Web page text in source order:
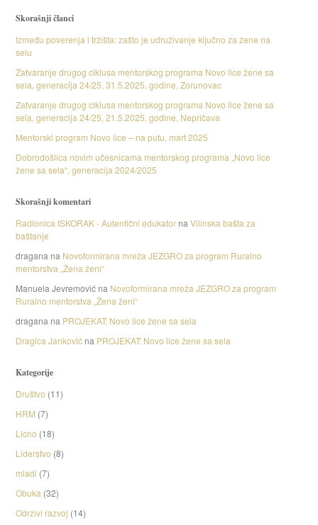
Skorašnji članci
Između poverenja i tržišta: zašto je udruživanje ključno za žene na
selu
Zatvaranje drugog ciklusa mentorskog programa Novo lice žene sa
sela, generacija 24/25, 31.5.2025. godine, Zorunovac
Zatvaranje drugog ciklusa mentorskog programa Novo lice žene sa
sela, generacija 24/25, 21.5.2025. godine, Nepričava
Mentorski program Novo lice – na putu, mart 2025
Dobrodošlica novim učesnicama mentorskog programa „Novo lice
žene sa sela“, generacija 2024/2025
Skorašnji komentari
Radionica ISKORAK - Autentični edukatorna Vilinska bašta za
baštanje
dragana na Novoformirana mreža JEZGRO za program Ruralno
mentorstva „Žena ženi“
Manuela Jevremovićna Novoformirana mreža JEZGRO za program
Ruralno mentorstva „Žena ženi“
dragana na PROJEKAT: Novo lice žene sa sela
Dragica Jankovićna PROJEKAT: Novo lice žene sa sela
Kategorije
Društvo (11)
HRM (7)
Licno (18)
Liderstvo (8)
mladi (7)
Obuka (32)
Odrzivi razvoj (14)